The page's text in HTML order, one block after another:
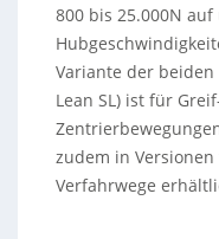
800 bis 25.000N
Variante der
Lean SL) ist für
zudem in
Verfahrwege